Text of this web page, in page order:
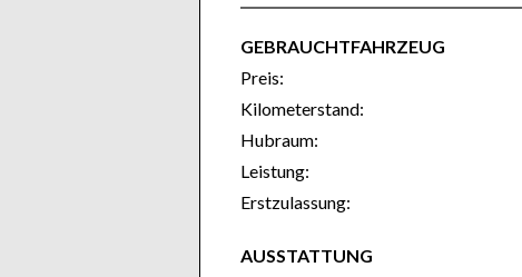
GEBRAUCHTFAHRZEUG
Preis:
Kilometerstand:
Hubraum:
Leistung:
Erstzulassung:
AUSSTATTUNG